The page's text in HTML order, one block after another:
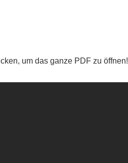
um das ganze PDF zu öffnen!